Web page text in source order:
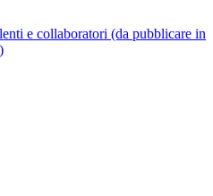
e collaboratori (da pubblicare in